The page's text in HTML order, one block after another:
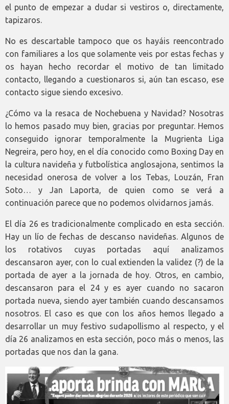
el punto de empezar a dudar si vestiros o, directamente,
tapizaros.
No es descartable tampoco que os hayáis reencontrado
con familiares a los que solamente veis por estas fechas y
os hayan hecho recordar el motivo de tan limitado
contacto, llegando a cuestionaros si, aún tan escaso, ese
contacto sigue siendo excesivo.
¿Cómo va la resaca de Nochebuena y Navidad? Nosotras
lo hemos pasado muy bien, gracias por preguntar. Hemos
conseguido ignorar temporalmente la Mugrienta Liga
Negreira, pero hoy, en el día conocido como Boxing Day en
la cultura navideña y futbolística anglosajona, sentimos la
necesidad onerosa de volver a los Tebas, Louzán, Fran
Soto… y Jan Laporta, de quien como se verá a
continuación parece que no podemos olvidarnos jamás.
El día 26 es tradicionalmente complicado en esta sección.
Hay un lío de fechas de descanso navideñas. Algunos de
los rotativos cuyas portadas aquí analizamos
descansaron ayer, con lo cual extienden la validez (?) de la
portada de ayer a la jornada de hoy. Otros, en cambio,
descansaron para el 24 y es ayer cuando no sacaron
portada nueva, siendo ayer también cuando descansamos
nosotros. El caso es que con los años hemos llegado a
desarrollar un muy festivo sudapollismo al respecto, y el
día 26 analizamos en esta sección, poco más o menos, las
portadas que nos dan la gana.